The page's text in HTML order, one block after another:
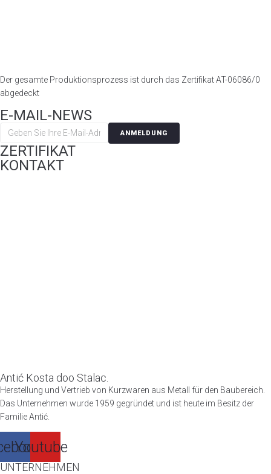
Der gesamte Produktionsprozess ist durch das Zertifikat AT-06086/0
abgedeckt
E-MAIL-NEWS
ANMELDUNG
ZERTIFIKAT
KONTAKT
Antić Kosta doo Stalac.
Herstellung und Vertrieb von Kurzwaren aus Metall für den Baubereich.
Das Unternehmen wurde 1959 gegründet und ist heute im Besitz der
Familie Antić.
Youtube
UNTERNEHMEN